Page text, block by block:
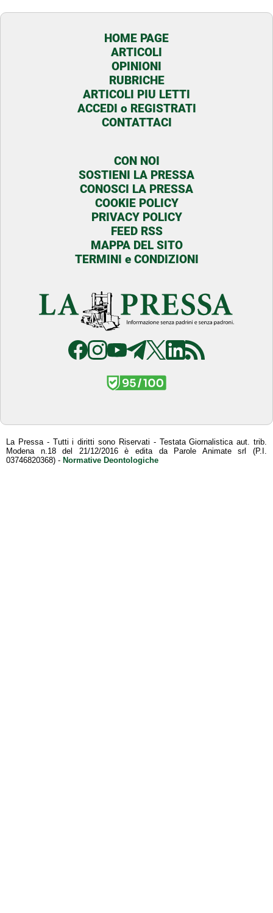
HOME PAGE
ARTICOLI
OPINIONI
RUBRICHE
ARTICOLI PIU LETTI
ACCEDI o REGISTRATI
CONTATTACI
CON NOI
SOSTIENI LA PRESSA
CONOSCI LA PRESSA
COOKIE POLICY
PRIVACY POLICY
FEED RSS
MAPPA DEL SITO
TERMINI e CONDIZIONI
La Pressa - Tutti i diritti sono Riservati - Testata Giornalistica aut. trib.
Modena n.18 del 21/12/2016 è edita da Parole Animate srl (P.I.
03746820368) - Normative Deontologiche